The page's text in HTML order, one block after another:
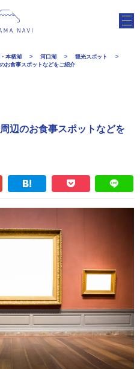
本栖湖 河口湖
観光スポット
お食事スポットなどをご紹介
辺のお食事スポットなどを